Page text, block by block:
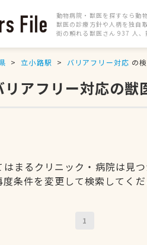
動物病院・獣医を探すなら動
獣医の診療方針や人柄を独自
街の頼れる獣医さん 937 人
立小路駅 バリアフリー対応 の
アフリー対応の獣
まるクリニック・病院は見つ
度条件を変更して検索してくだ
1